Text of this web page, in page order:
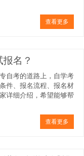
查看更多
名？
自考的道路上，自学考
件、报名流程、报名材
详细介绍，希望能够帮
查看更多